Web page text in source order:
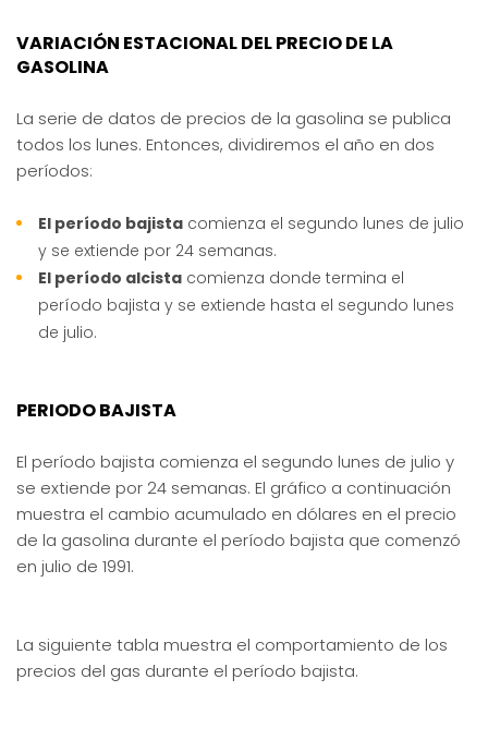
VARIACIÓN ESTACIONAL DEL PRECIO DE LA
GASOLINA
La serie de datos de precios de la gasolina se publica
todos los lunes. Entonces, dividiremos el año en dos
períodos:
El período bajista comienza el segundo lunes de julio
y se extiende por 24 semanas.
El período alcista comienza donde termina el
período bajista y se extiende hasta el segundo lunes
de julio.
PERIODO BAJISTA
El período bajista comienza el segundo lunes de julio y
se extiende por 24 semanas. El gráfico a continuación
muestra el cambio acumulado en dólares en el precio
de la gasolina durante el período bajista que comenzó
en julio de 1991.
La siguiente tabla muestra el comportamiento de los
precios del gas durante el período bajista.